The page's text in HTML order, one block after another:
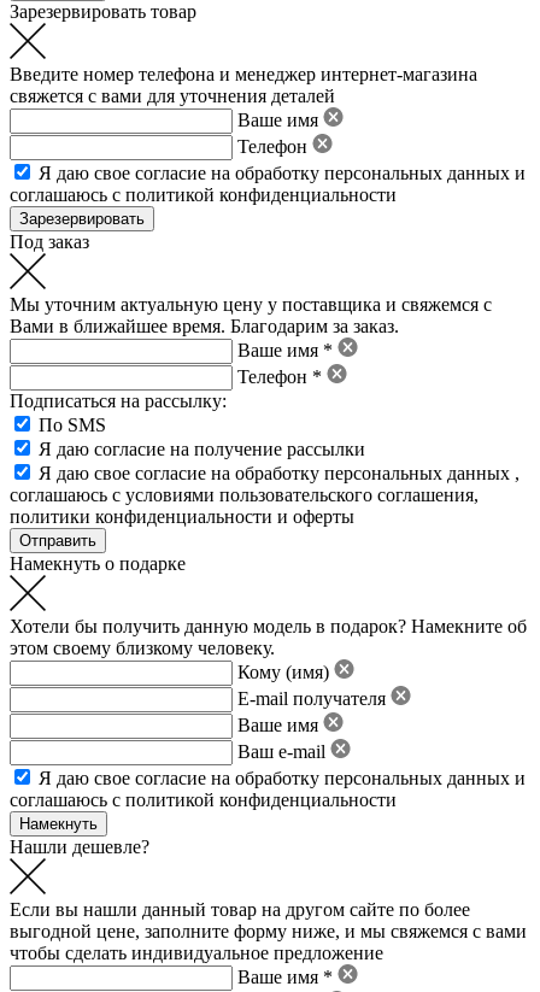
Зарезервировать товар
Введите номер телефона и менеджер интернет-магазина
свяжется с вами для уточнения деталей
Ваше имя
Телефон
Я даю свое согласие на обработку персональных данных и
соглашаюсь с политикой конфиденциальности
Под заказ
Мы уточним актуальную цену у поставщика и свяжемся с
Вами в ближайшее время. Благодарим за заказ.
Ваше имя *
Телефон *
Подписаться на рассылку:
По SMS
Я даю согласие на получение рассылки
Я даю свое согласие на обработку персональных данных ,
соглашаюсь с условиями пользовательского соглашения,
политики конфиденциальности и оферты
Намекнуть о подарке
Хотели бы получить данную модель в подарок? Намекните об
этом своему близкому человеку.
Кому (имя)
E-mail получателя
Ваше имя
Ваш e-mail
Я даю свое согласие на обработку персональных данных и
соглашаюсь с политикой конфиденциальности
Нашли дешевле?
Если вы нашли данный товар на другом сайте по более
выгодной цене, заполните форму ниже, и мы свяжемся с вами
чтобы сделать индивидуальное предложение
Ваше имя *